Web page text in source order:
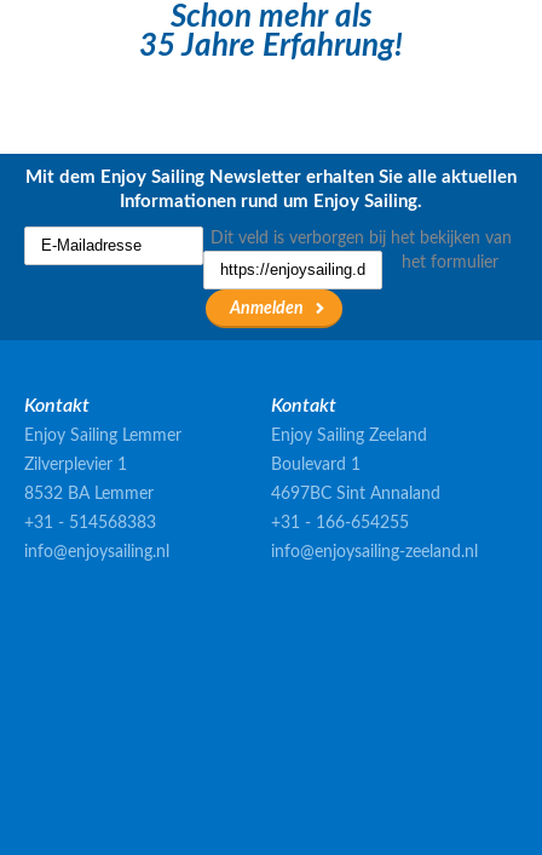
Schon mehr als
35 Jahre Erfahrung!
Mit dem Enjoy Sailing Newsletter erhalten Sie alle aktuellen
Informationen rund um Enjoy Sailing.
Dit veld is verborgen bij het bekijken van
het formulier
Kontakt
Enjoy Sailing Lemmer
Zilverplevier 1
8532 BA Lemmer
+31 - 514568383
info@enjoysailing.nl
Kontakt
Enjoy Sailing Zeeland
Boulevard 1
4697BC Sint Annaland
+31 - 166-654255
info@enjoysailing-zeeland.nl